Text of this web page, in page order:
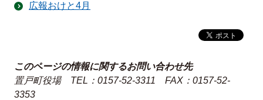
広報おけと4月
このページの情報に関するお問い合わせ先
置戸町役場
TEL：0157-52-3311
FAX：0157-52-
3353